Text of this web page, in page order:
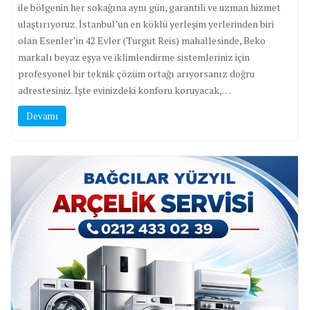
ile bölgenin her sokağına aynı gün, garantili ve uzman hizmet
ulaştırıyoruz. İstanbul’un en köklü yerleşim yerlerinden biri
olan Esenler’in 42 Evler (Turgut Reis) mahallesinde, Beko
markalı beyaz eşya ve iklimlendirme sistemleriniz için
profesyonel bir teknik çözüm ortağı arıyorsanız doğru
adrestesiniz. İşte evinizdeki konforu koruyacak,…
Devamı